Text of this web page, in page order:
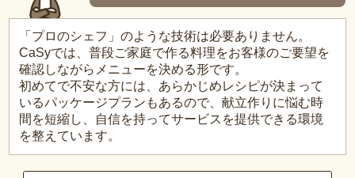
「プロのシェフ」のような技術は必要ありません。
CaSyでは、普段ご家庭で作る料理をお客様のご要望を
確認しながらメニューを決める形です。
初めてで不安な方には、あらかじめレシピが決まって
いるパッケージプランもあるので、献立作りに悩む時
間を短縮し、自信を持ってサービスを提供できる環境
を整えています。